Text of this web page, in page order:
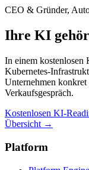
CEO & Gründer,
Ihre KI
In einem kostenlosen
Kubernetes-
Unternehmen konkret
Verkaufsgespräch.
Kostenlosen KI-
Übersicht →
Platform